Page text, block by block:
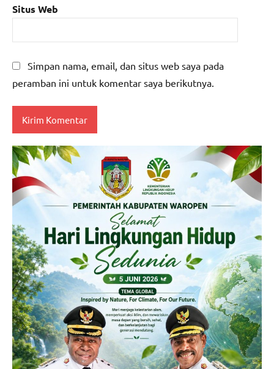
Situs Web
Simpan nama, email, dan situs web saya pada
peramban ini untuk komentar saya berikutnya.